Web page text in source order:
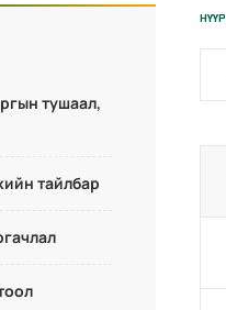
тушаал,
тайлбар
НҮҮР